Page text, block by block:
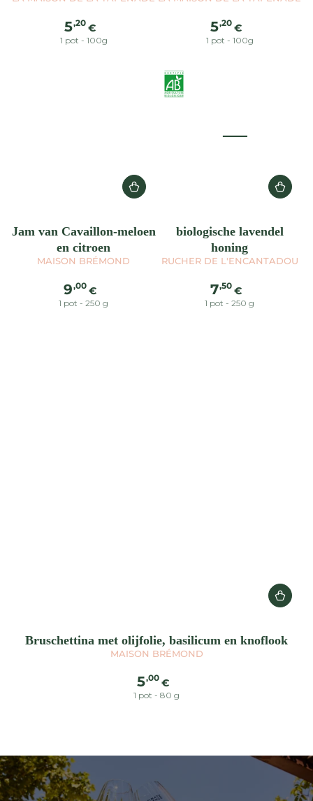
Normale
prijs
5,20 €
1 pot - 100g
Normale
prijs
5,20 €
1 pot - 100g
Jam van Cavaillon-meloen
en citroen
MAISON BRÉMOND
Normale
prijs
9,00 €
1 pot - 250 g
biologische lavendel
honing
RUCHER DE L'ENCANTADOU
Normale
prijs
7,50 €
1 pot - 250 g
Bruschettina met olijfolie, basilicum en knoflook
MAISON BRÉMOND
Normale
prijs
5,00 €
1 pot - 80 g